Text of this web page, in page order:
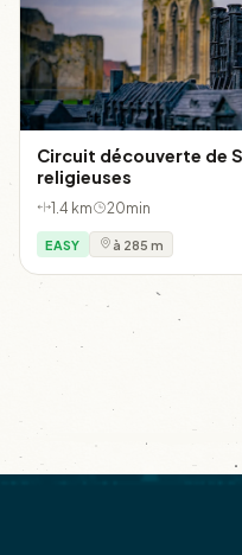
Circuit découverte de
religieuses
1.4 km 20min
EASY à 285 m